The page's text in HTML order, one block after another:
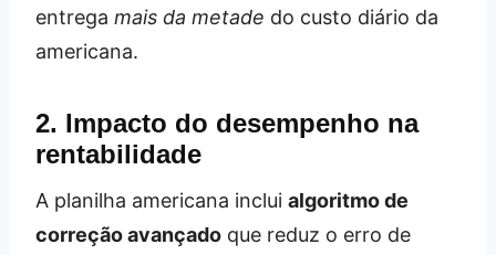
entrega mais da metade do custo diário da
americana.
2. Impacto do desempenho na
rentabilidade
A planilha americana inclui algoritmo de
correção avançado que reduz o erro de